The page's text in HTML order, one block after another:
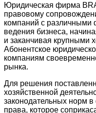
Юридическая фирма
правовому
компаний с
ведения бизнеса,
и заканчивая крупными
Абонентское
компаниям
рынка.
Для решения
хозяйственной
законодательных норм
права, которое